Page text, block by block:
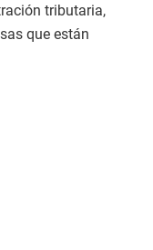
tributaria,
que están